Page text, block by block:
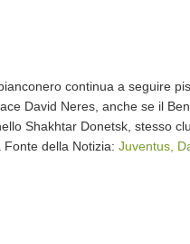
continua a seguire
David Neres, anche se il
Shakhtar Donetsk, stesso
Fonte della Notizia: Juventus,